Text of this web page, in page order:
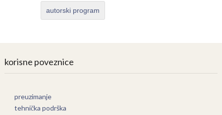
autorski program
korisne poveznice
preuzimanje
tehnička podrška